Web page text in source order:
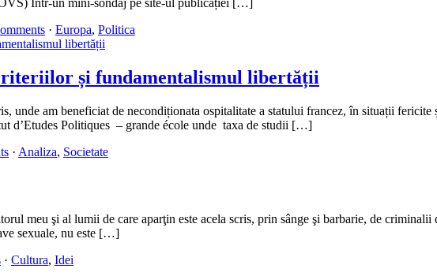
Într-un mini-sondaj pe site-ul publicației […]
· Europa, Politica
și fundamentalismul libertății
unde am beneficiat de necondiționata ospitalitate a statului francez, în situații
d’Etudes Politiques – grande école unde taxa de studii […]
· Analiza, Societate
meu şi al lumii de care aparţin este acela scris, prin sânge şi barbarie, de
sexuale, nu este […]
· Cultura, Idei